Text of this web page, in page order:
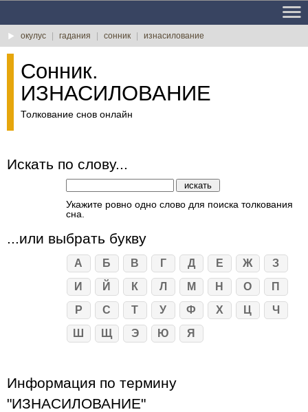
окулус гадания сонник изнасилование
Сонник.
ИЗНАСИЛОВАНИЕ
Толкование снов онлайн
Искать по слову...
Укажите ровно одно слово для поиска толкования
сна.
...или выбрать букву
А Б В Г Д Е Ж
З
И
Й К Л М Н О
П
Р
С Т У Ф Х Ц
Ч
Ш
Щ Э Ю Я
Информация по термину
"ИЗНАСИЛОВАНИЕ"